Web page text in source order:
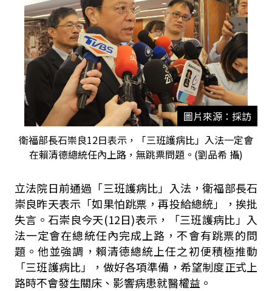
圖片來源：採訪
衛福部長石崇良12日表示，「三班護病比」入法一定會
在賴清德總統任內上路，無跳票問題。(劉品希 攝)
立法院日前通過「三班護病比」入法，衛福部長石
崇良昨天表示「如果怕跳票，再投給總統」，挨批
失言。石崇良今天(12日)表示，「三班護病比」入
法一定會在總統任內完成上路，不會有跳票的問
題。他並強調，賴清德總統上任之初便積極推動
「三班護病比」，做好各項準備，希望制度正式上
路時不會發生關床、影響病患就醫權益。